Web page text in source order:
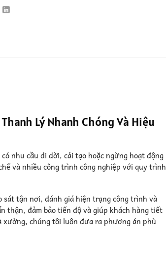
Lý Nhanh Chóng Và Hiệu
nhu cầu di dời, cải tạo hoặc ngừng hoạt động
và nhiều công trình công nghiệp với quy trình
tận nơi, đánh giá hiện trạng công trình và
thận, đảm bảo tiến độ và giúp khách hàng tiết
chúng tôi luôn đưa ra phương án phù